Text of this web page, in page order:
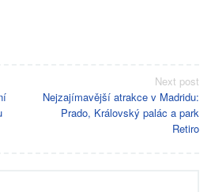
Next post
Nejzajímavější atrakce v Madridu:
Prado, Královský palác a park
Retiro